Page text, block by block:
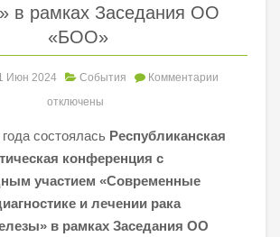
в рамках Заседания ОО
«БОО»
Июн 2024 События
Комментарии
отключены
состоялась Республиканская
конференция с
участием «Современные
и лечении рака
в рамках Заседания ОО